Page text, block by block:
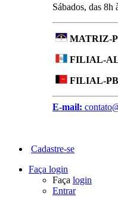
Sábados, das 8h
MATRIZ-
FILIAL-
FILIAL-
E-mail:
Cadastre-se
Faça login
Faça login
Entrar